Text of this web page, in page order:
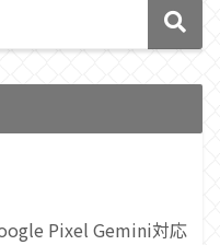
Pixel Gemini対応